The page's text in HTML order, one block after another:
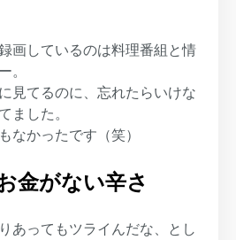
画しているのは料理番組と情
。
見てるのに、忘れたらいけな
ました。
なかったです（笑）
金がない辛さ
あってもツライんだな、とし